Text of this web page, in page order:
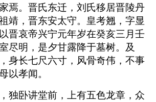
焉。晋氏东迁，刘氏移居晋陵丹
靖，晋东安太守。皇考翘，字显
晋哀帝兴宁元年岁在癸亥三月壬
尽明，是夕甘露降于墓树。及
身长七尺六寸，风骨奇伟，不事
以孝闻。
独卧讲堂前，上有五色龙章，众